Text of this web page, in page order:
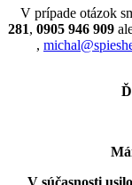
V prípade otázok
281, 0905 946 909
,